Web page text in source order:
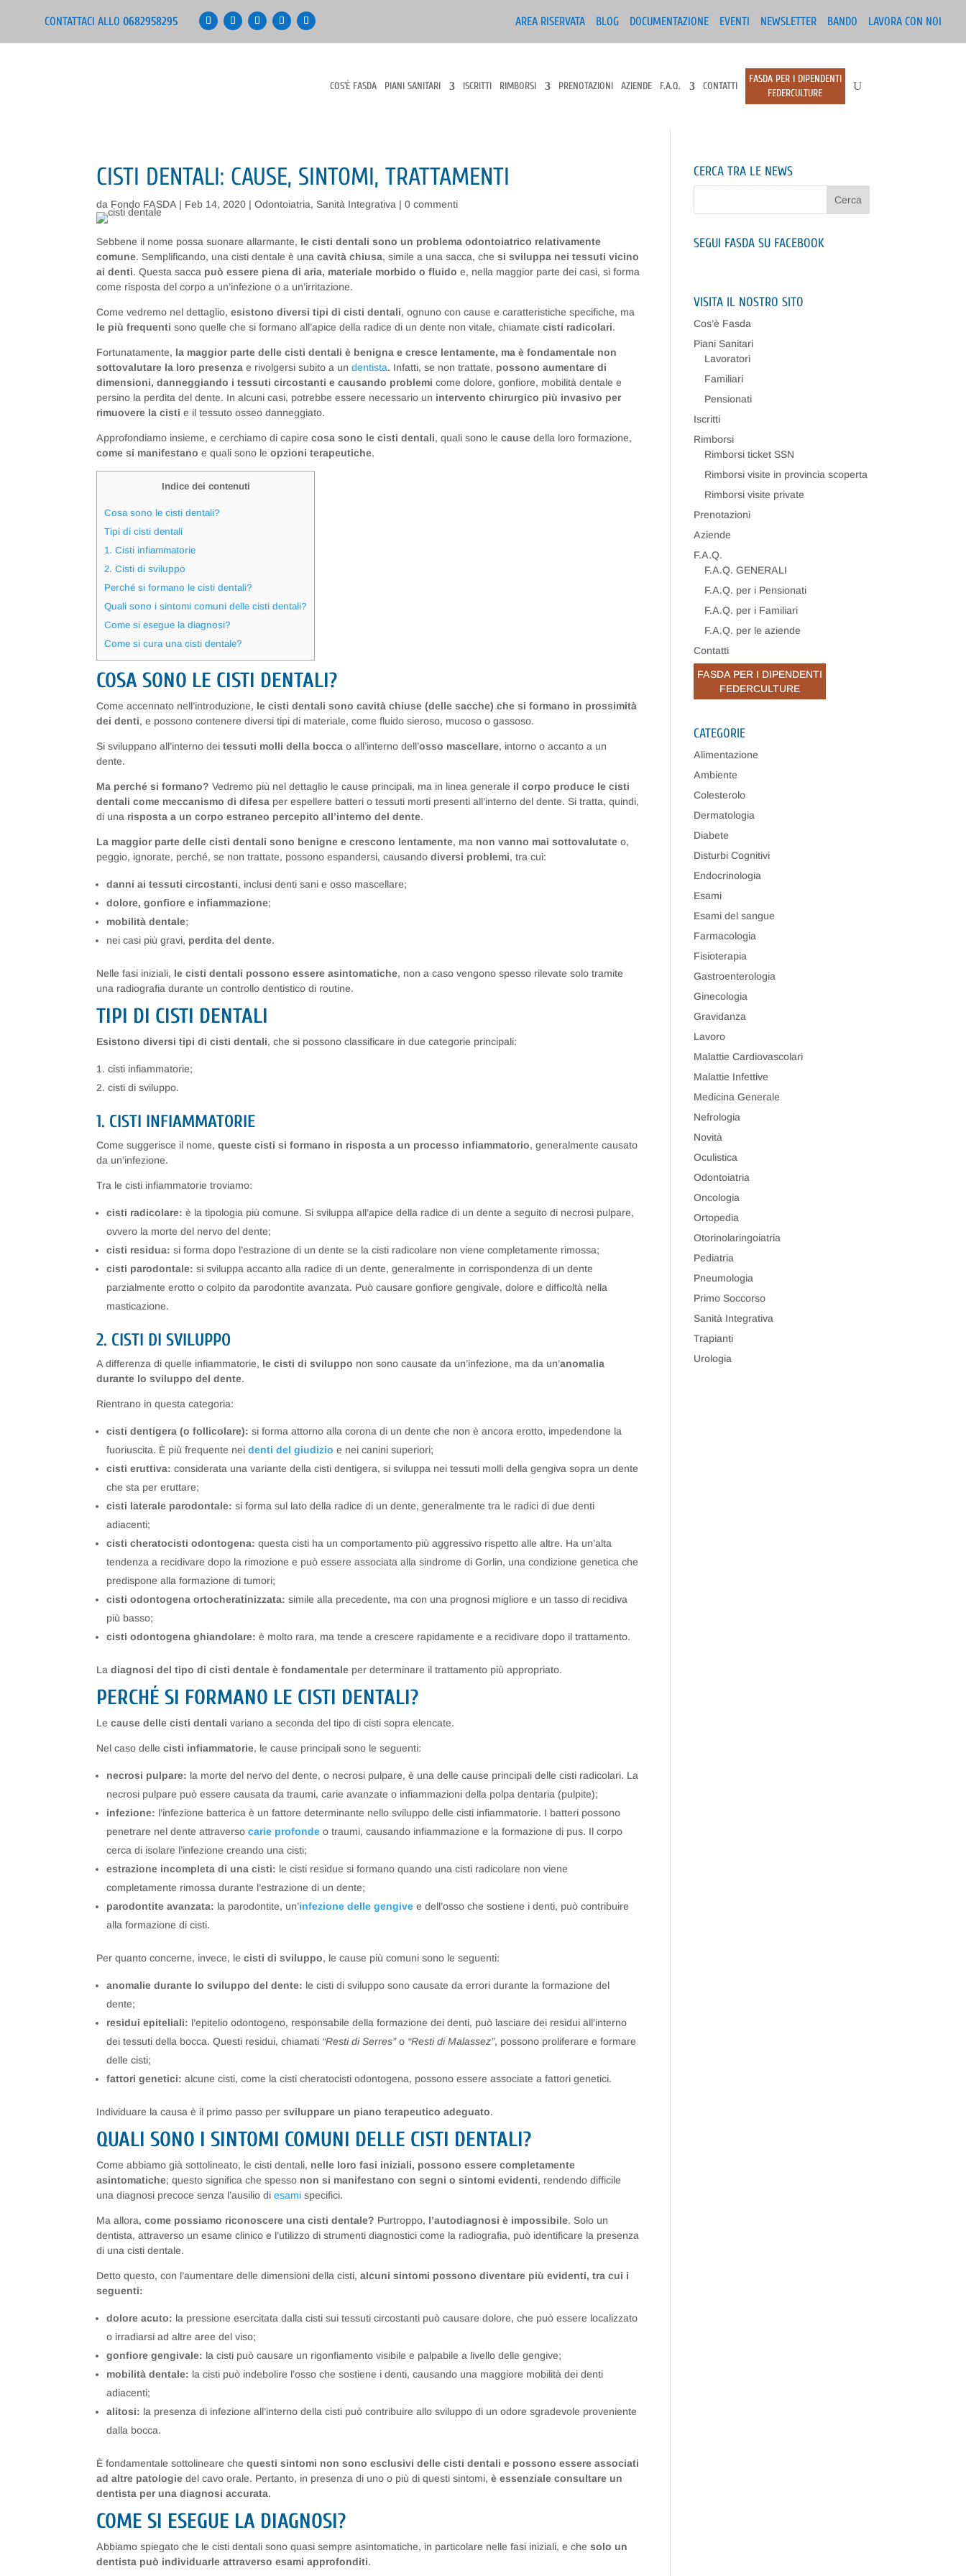
CONTATTACI ALLO 0682958295 AREA RISERVATA BLOG DOCUMENTAZIONE EVENTI NEWSLETTER BANDO LAVORA CON NOI
COS’È FASDA PIANI SANITARI ISCRITTI RIMBORSI PRENOTAZIONI AZIENDE F.A.Q. CONTATTI
FASDA PER I DIPENDENTI
FEDERCULTURE
CISTI DENTALI: CAUSE, SINTOMI, TRATTAMENTI
da Fondo FASDA | Feb 14, 2020 |Odontoiatria, Sanità Integrativa |0 commenti
Sebbene il nome possa suonare allarmante, le cisti dentali sono un problema odontoiatrico relativamente
comune. Semplificando, una cisti dentale è unacavità chiusa, simile a una sacca, chesi sviluppa nei tessuti vicino
ai denti. Questa sacca può essere piena di aria, materiale morbido o fluido e, nella maggior parte dei casi, si forma
come risposta del corpo a un’infezione o a un’irritazione.
Come vedremo nel dettaglio,esistono diversi tipi di cisti dentali, ognuno con cause e caratteristiche specifiche, ma
le più frequentisono quelle che si formano all’apice della radice di un dente non vitale, chiamatecisti radicolari.
Fortunatamente, la maggior parte delle cisti dentali è benigna e cresce lentamente, ma è fondamentale non
sottovalutare la loro presenza e rivolgersi subito a undentista. Infatti, se non trattate, possono aumentare di
dimensioni, danneggiando i tessuti circostanti e causando problemi come dolore, gonfiore, mobilità dentale e
persino la perdita del dente. In alcuni casi, potrebbe essere necessario un intervento chirurgico più invasivo per
rimuovere la cistie il tessuto osseo danneggiato.
Approfondiamo insieme, e cerchiamo di capirecosa sono le cisti dentali, quali sono lecause della loro formazione,
come si manifestanoe quali sono leopzioni terapeutiche.
Indice dei contenuti
Cosa sono le cisti dentali?
Tipi di cisti dentali
1. Cisti infiammatorie
2. Cisti di sviluppo
Perché si formano le cisti dentali?
Quali sono i sintomi comuni delle cisti dentali?
Come si esegue la diagnosi?
Come si cura una cisti dentale?
COSA SONO LE CISTI DENTALI?
Come accennato nell’introduzione, le cisti dentali sono cavità chiuse (delle sacche) che si formano in prossimità
dei denti, e possono contenere diversi tipi di materiale, come fluido sieroso, mucoso o gassoso.
Si sviluppano all’interno deitessuti molli della boccao all’interno dell’osso mascellare, intorno o accanto a un
dente.
Ma perché si formano? Vedremo più nel dettaglio le cause principali, ma in linea generale il corpo produce le cisti
dentali come meccanismo di difesa per espellere batteri o tessuti morti presenti all’interno del dente. Si tratta, quindi,
di una risposta a un corpo estraneo percepito all’interno del dente.
La maggior parte delle cisti dentali sono benigne e crescono lentamente, ma non vanno mai sottovalutate o,
peggio, ignorate, perché, se non trattate, possono espandersi, causandodiversi problemi, tra cui:
danni ai tessuti circostanti, inclusi denti sani e osso mascellare;
dolore, gonfiore e infiammazione;
mobilità dentale;
nei casi più gravi, perdita del dente.
Nelle fasi iniziali, le cisti dentali possono essere asintomatiche, non a caso vengono spesso rilevate solo tramite
una radiografia durante un controllo dentistico di routine.
TIPI DI CISTI DENTALI
Esistono diversi tipi di cisti dentali, che si possono classificare in due categorie principali:
cisti infiammatorie;
cisti di sviluppo.
1. CISTI INFIAMMATORIE
Come suggerisce il nome,queste cisti si formano in risposta a un processo infiammatorio, generalmente causato
da un’infezione.
Tra le cisti infiammatorie troviamo:
cisti radicolare: è la tipologia più comune. Si sviluppa all’apice della radice di un dente a seguito di necrosi pulpare,
ovvero la morte del nervo del dente;
cisti residua:si forma dopo l’estrazione di un dente se la cisti radicolare non viene completamente rimossa;
cisti parodontale:si sviluppa accanto alla radice di un dente, generalmente in corrispondenza di un dente
parzialmente erotto o colpito da parodontite avanzata. Può causare gonfiore gengivale, dolore e difficoltà nella
masticazione.
2. CISTI DI SVILUPPO
A differenza di quelle infiammatorie, le cisti di sviluppo non sono causate da un’infezione, ma da un’anomalia
durante lo sviluppo del dente.
Rientrano in questa categoria:
cisti dentigera (o follicolare):si forma attorno alla corona di un dente che non è ancora erotto, impedendone la
fuoriuscita. È più frequente neidenti del giudizio e nei canini superiori;
cisti eruttiva:considerata una variante della cisti dentigera, si sviluppa nei tessuti molli della gengiva sopra un dente
che sta per eruttare;
cisti laterale parodontale:si forma sul lato della radice di un dente, generalmente tra le radici di due denti
adiacenti;
cisti cheratocisti odontogena:questa cisti ha un comportamento più aggressivo rispetto alle altre. Ha un’alta
tendenza a recidivare dopo la rimozione e può essere associata alla sindrome di Gorlin, una condizione genetica che
predispone alla formazione di tumori;
cisti odontogena ortocheratinizzata: simile alla precedente, ma con una prognosi migliore e un tasso di recidiva
più basso;
cisti odontogena ghiandolare: è molto rara, ma tende a crescere rapidamente e a recidivare dopo il trattamento.
La diagnosi del tipo di cisti dentale è fondamentale per determinare il trattamento più appropriato.
PERCHÉ SI FORMANO LE CISTI DENTALI?
Le cause delle cisti dentalivariano a seconda del tipo di cisti sopra elencate.
Nel caso dellecisti infiammatorie, le cause principali sono le seguenti:
necrosi pulpare: la morte del nervo del dente, o necrosi pulpare, è una delle cause principali delle cisti radicolari. La
necrosi pulpare può essere causata da traumi, carie avanzate o infiammazioni della polpa dentaria (pulpite);
infezione: l’infezione batterica è un fattore determinante nello sviluppo delle cisti infiammatorie. I batteri possono
penetrare nel dente attraversocarie profonde o traumi, causando infiammazione e la formazione di pus. Il corpo
cerca di isolare l’infezione creando una cisti;
estrazione incompleta di una cisti: le cisti residue si formano quando una cisti radicolare non viene
completamente rimossa durante l’estrazione di un dente;
parodontite avanzata: la parodontite, un’infezione delle gengive e dell’osso che sostiene i denti, può contribuire
alla formazione di cisti.
Per quanto concerne, invece, lecisti di sviluppo, le cause più comuni sono le seguenti:
anomalie durante lo sviluppo del dente: le cisti di sviluppo sono causate da errori durante la formazione del
dente;
residui epiteliali: l’epitelio odontogeno, responsabile della formazione dei denti, può lasciare dei residui all’interno
dei tessuti della bocca. Questi residui, chiamati “Resti di Serres”o “Resti di Malassez”, possono proliferare e formare
delle cisti;
fattori genetici: alcune cisti, come la cisti cheratocisti odontogena, possono essere associate a fattori genetici.
Individuare la causa è il primo passo persviluppare un piano terapeutico adeguato.
QUALI SONO I SINTOMI COMUNI DELLE CISTI DENTALI?
Come abbiamo già sottolineato, le cisti dentali, nelle loro fasi iniziali, possono essere completamente
asintomatiche; questo significa che spesso non si manifestano con segni o sintomi evidenti, rendendo difficile
una diagnosi precoce senza l’ausilio diesami specifici.
Ma allora,come possiamo riconoscere una cisti dentale? Purtroppo, l’autodiagnosi è impossibile. Solo un
dentista, attraverso un esame clinico e l’utilizzo di strumenti diagnostici come la radiografia, può identificare la presenza
di una cisti dentale.
Detto questo, con l’aumentare delle dimensioni della cisti,alcuni sintomi possono diventare più evidenti, tra cui i
seguenti:
dolore acuto: la pressione esercitata dalla cisti sui tessuti circostanti può causare dolore, che può essere localizzato
o irradiarsi ad altre aree del viso;
gonfiore gengivale: la cisti può causare un rigonfiamento visibile e palpabile a livello delle gengive;
mobilità dentale: la cisti può indebolire l’osso che sostiene i denti, causando una maggiore mobilità dei denti
adiacenti;
alitosi: la presenza di infezione all’interno della cisti può contribuire allo sviluppo di un odore sgradevole proveniente
dalla bocca.
È fondamentale sottolineare chequesti sintomi non sono esclusivi delle cisti dentali e possono essere associati
ad altre patologie del cavo orale. Pertanto, in presenza di uno o più di questi sintomi,è essenziale consultare un
dentista per una diagnosi accurata.
COME SI ESEGUE LA DIAGNOSI?
Abbiamo spiegato che le cisti dentali sono quasi sempre asintomatiche, in particolare nelle fasi iniziali, e chesolo un
dentista può individuarle attraverso esami approfonditi.
CERCA TRA LE NEWS
SEGUI FASDA SU FACEBOOK
VISITA IL NOSTRO SITO
Cos’è Fasda
Piani Sanitari
Lavoratori
Familiari
Pensionati
Iscritti
Rimborsi
Rimborsi ticket SSN
Rimborsi visite in provincia scoperta
Rimborsi visite private
Prenotazioni
Aziende
F.A.Q.
F.A.Q. GENERALI
F.A.Q. per i Pensionati
F.A.Q. per i Familiari
F.A.Q. per le aziende
Contatti
FASDA PER I DIPENDENTI
FEDERCULTURE
CATEGORIE
Alimentazione
Ambiente
Colesterolo
Dermatologia
Diabete
Disturbi Cognitivi
Endocrinologia
Esami
Esami del sangue
Farmacologia
Fisioterapia
Gastroenterologia
Ginecologia
Gravidanza
Lavoro
Malattie Cardiovascolari
Malattie Infettive
Medicina Generale
Nefrologia
Novità
Oculistica
Odontoiatria
Oncologia
Ortopedia
Otorinolaringoiatria
Pediatria
Pneumologia
Primo Soccorso
Sanità Integrativa
Trapianti
Urologia